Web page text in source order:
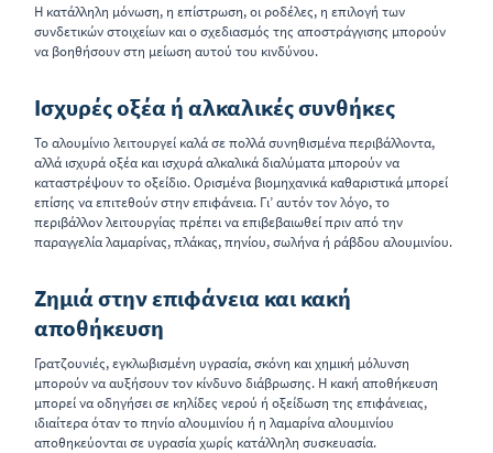
Η κατάλληλη μόνωση, η επίστρωση, οι ροδέλες, η επιλογή των
συνδετικών στοιχείων και ο σχεδιασμός της αποστράγγισης μπορούν
να βοηθήσουν στη μείωση αυτού του κινδύνου.
Ισχυρές οξέα ή αλκαλικές συνθήκες
Το αλουμίνιο λειτουργεί καλά σε πολλά συνηθισμένα περιβάλλοντα,
αλλά ισχυρά οξέα και ισχυρά αλκαλικά διαλύματα μπορούν να
καταστρέψουν το οξείδιο. Ορισμένα βιομηχανικά καθαριστικά μπορεί
επίσης να επιτεθούν στην επιφάνεια. Γι’ αυτόν τον λόγο, το
περιβάλλον λειτουργίας πρέπει να επιβεβαιωθεί πριν από την
παραγγελία λαμαρίνας, πλάκας, πηνίου, σωλήνα ή ράβδου αλουμινίου.
Ζημιά στην επιφάνεια και κακή
αποθήκευση
Γρατζουνιές, εγκλωβισμένη υγρασία, σκόνη και χημική μόλυνση
μπορούν να αυξήσουν τον κίνδυνο διάβρωσης. Η κακή αποθήκευση
μπορεί να οδηγήσει σε κηλίδες νερού ή οξείδωση της επιφάνειας,
ιδιαίτερα όταν το πηνίο αλουμινίου ή η λαμαρίνα αλουμινίου
αποθηκεύονται σε υγρασία χωρίς κατάλληλη συσκευασία.